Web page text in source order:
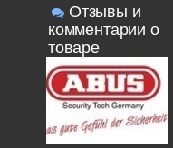
Отзывы и
комментарии о
товаре